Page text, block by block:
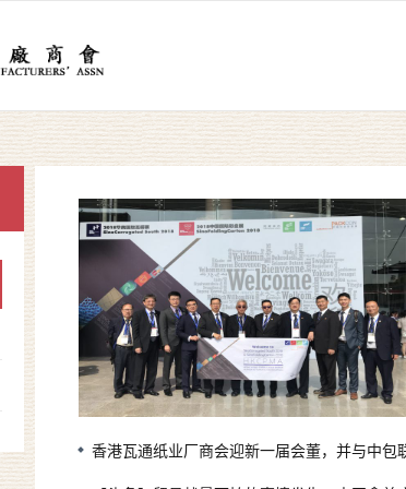
香港瓦通纸业厂商会迎新一届会董，并与中包